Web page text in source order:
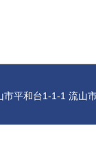
平和台1-1-1 流